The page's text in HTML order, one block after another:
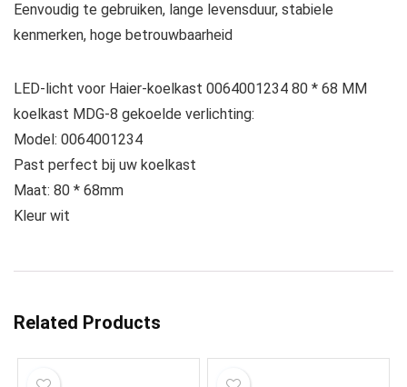
Eenvoudig te gebruiken, lange levensduur, stabiele
kenmerken, hoge betrouwbaarheid
LED-licht voor Haier-koelkast 0064001234 80 * 68 MM
koelkast MDG-8 gekoelde verlichting:
Model: 0064001234
Past perfect bij uw koelkast
Maat: 80 * 68mm
Kleur wit
Related Products